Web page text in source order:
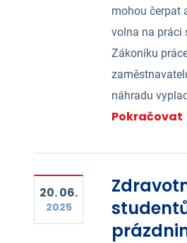
mohou čerpat
volna na práci
Zákoníku
náhradu
Pokračovat
20. 06.
2025